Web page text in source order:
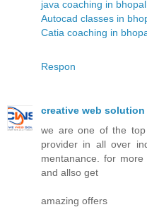
java coaching in bhopal
Autocad classes in
Catia coaching in
Respon
creative web solution
we are one of the
provider in all over
mentanance. for
and allso get
amazing offers